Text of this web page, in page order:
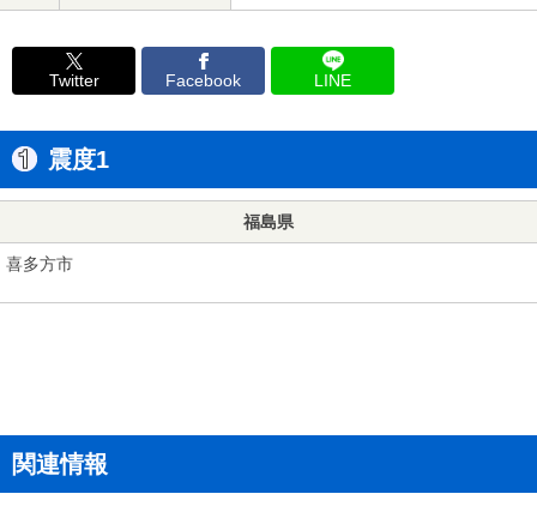
Twitter Facebook LINE
震度1
福島県
喜多方市
関連情報